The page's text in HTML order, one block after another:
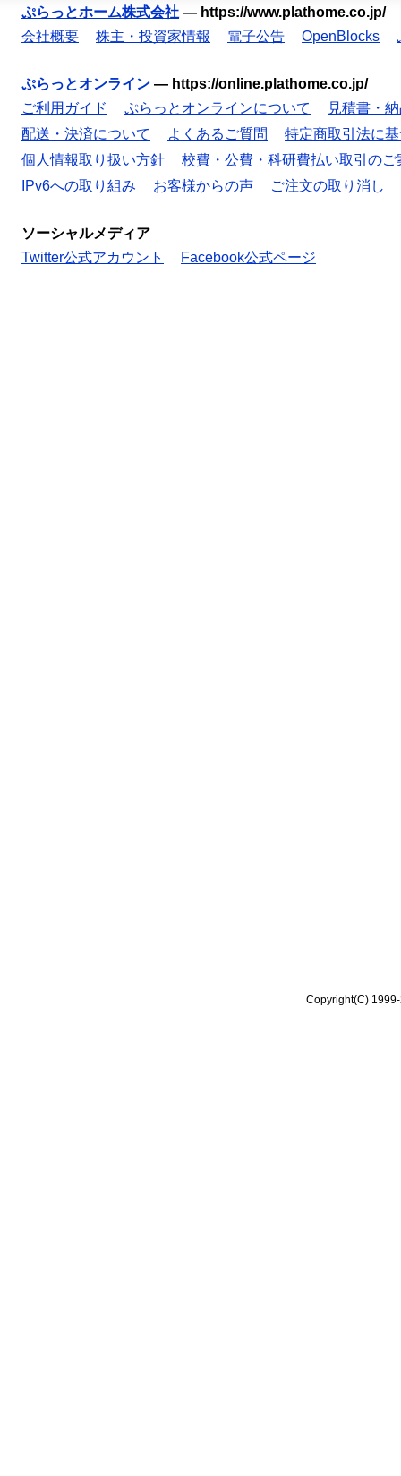
ぷらっとホーム株式会社 — https://www.plathome.co.jp/
会社概要
株主・投資家情報 電子公告 OpenBlocks
ぷらっとオンライン — https://online.plathome.co.jp/
ご利用ガイド
ぷらっとオンラインについて
見積書・
配送・決済について
よくあるご質問
特定商取引法に
個人情報取り扱い方針
校費・公費・科研費払い取引のご
IPv6への取り組み
お客様からの声 ご注文の取り消し
ソーシャルメディア
Twitter公式アカウント
Facebook公式ページ
Copyright(C)